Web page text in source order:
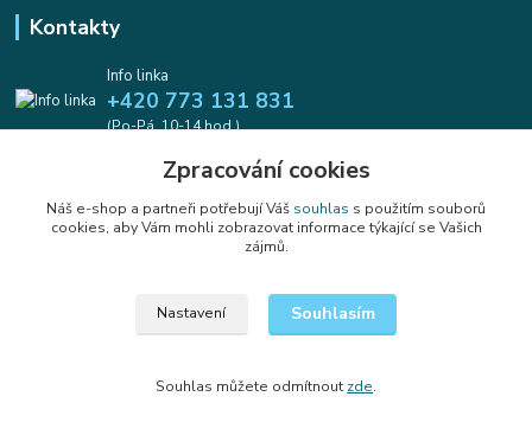
Kontakty
Info linka
+420 773 131 831
(Po-Pá, 10-14 hod.)
info@koralkomat.cz
Upravit sběr cookies.
Zpracování cookies
Náš e-shop a partneři potřebují Váš souhlas s použitím souborů
cookies, aby Vám mohli zobrazovat informace týkající se Vašich
zájmů.
Nastavení Souhlasím
Souhlas můžete odmítnout zde.